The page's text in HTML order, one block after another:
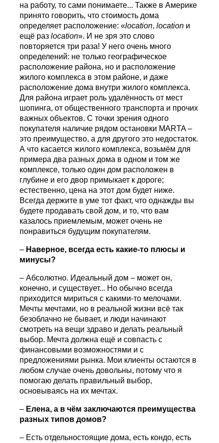
на работу, то сами понимаете... Также в Америке
принято говорить, что стоимость дома
определяет расположение: «location,location и
ещё разlocation». И не зря это слово
повторяется три раза! У него очень много
определений: не только географическое
расположение района, но и расположение
жилого комплекса в этом районе, и даже
расположение дома внутри жилого комплекса.
Для района играет роль удалённость от мест
шопинга, от общественного транспорта и прочих
важных объектов. С точки зрения одного
покупателя наличие рядом остановки MARTA –
это преимущество, а для другого это недостаток.
А что касается жилого комплекса, возьмём для
примера два разных дома в одном и том же
комплексе, только один дом расположен в
глубине и его двор примыкает к дороге;
естественно, цена на этот дом будет ниже.
Всегда держите в уме тот факт, что однажды вы
будете продавать свой дом, и то, что вам
казалось приемлемым, может очень не
понравиться будущим покупателям.
– Наверное, всегда есть какие-то плюсы и
минусы?
– Абсолютно. Идеальный дом – может он,
конечно, и существует... Но обычно всегда
приходится мириться с какими-то мелочами.
Мечты мечтами, но в реальной жизни всё так
безоблачно не бывает, и люди начинают
смотреть на вещи здраво и делать реальный
выбор. Мечта должна ещё и совпасть с
финансовыми возможностями и с
предложениями рынка. Мои клиенты остаются в
любом случае очень довольны, потому что я
помогаю делать правильный выбор,
основываясь на их мечтах.
– Елена, а в чём заключаются преимущества
разных типов домов?
– Есть отдельностоящие дома, есть кондо, есть